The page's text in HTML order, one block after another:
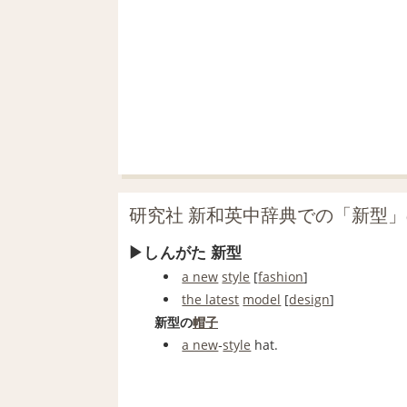
研究社 新和英中辞典での「新型
しんがた 新型
a new style [fashion]
the latest model [design]
新型の帽子
a new‐style hat.